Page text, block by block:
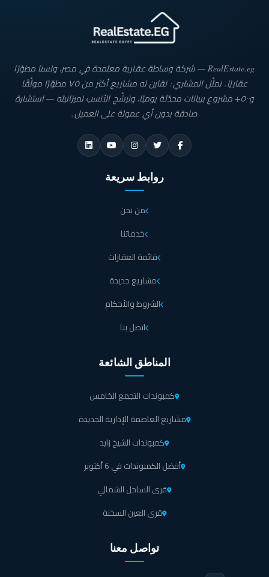
RealEstate.eg — شركة وساطة عقارية معتمدة في مصر، ولسنا مطوّرًا
عقاريًا. نمثّل المشتري: نقارن له مشاريع أكثر من ٧٥ مطوّرًا موثّقًا
و٥٠٠+ مشروع ببيانات محدّثة يوميًا، ونرشّح الأنسب لميزانيته — استشارة
صادقة بدون أي عمولة على العميل.
روابط سريعة
من نحن
خدماتنا
قائمة العقارات
مشاريع جديدة
الشروط والأحكام
اتصل بنا
المناطق الشائعة
كمبوندات التجمع الخامس
مشاريع العاصمة الإدارية الجديدة
كمبوندات الشيخ زايد
أفضل الكمبوندات في 6 أكتوبر
قرى الساحل الشمالي
قرى العين السخنة
تواصل معنا